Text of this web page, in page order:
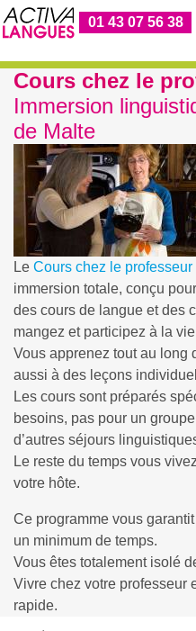
01 43 07 56 38
Cours chez le
Immersion
de Malte
Le Cours chez le professeur
immersion totale, conçu
des cours de langue et des
mangez et participez à la
Vous apprenez tout au long
aussi à des leçons
Les cours sont préparés
besoins, pas pour un
d’autres séjours
Le reste du temps vous
votre hôte.
Ce programme vous
un minimum de temps.
Vous êtes totalement isolé
Vivre chez votre professeur
rapide.